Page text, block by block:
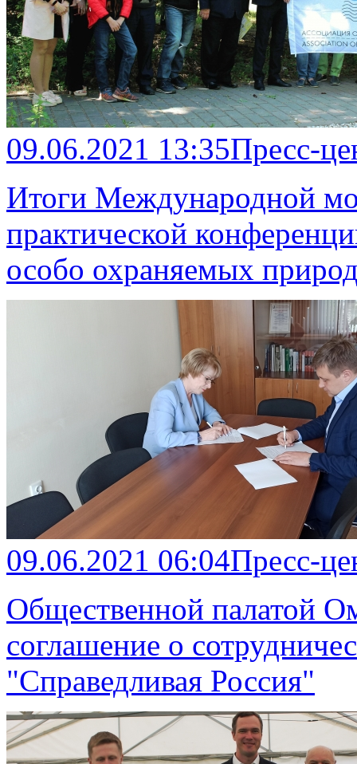
09.06.2021 13:35Пресс-
Итоги Международной
практической
особо охраняемых
09.06.2021 06:04Пресс-
Общественной палатой
соглашение о
"Справедливая Россия"